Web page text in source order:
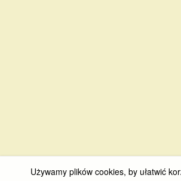
Używamy plików cookies, by ułatwić